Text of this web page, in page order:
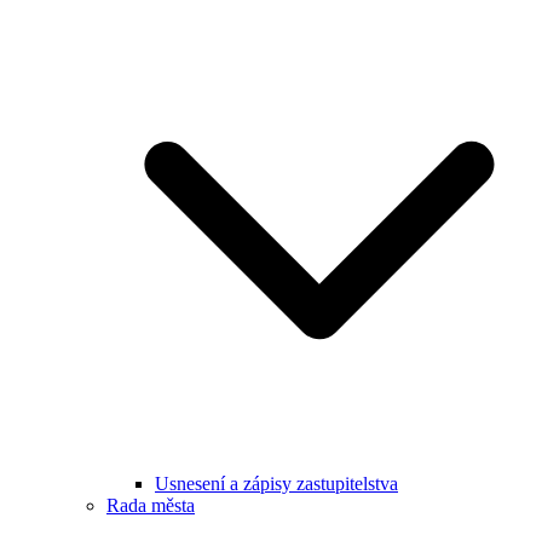
Usnesení a zápisy zastupitelstva
Rada města